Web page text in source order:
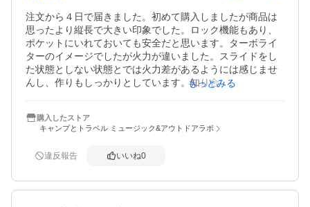
注文から４日で届きました。初めて購入しましたが商品は
思ったより縦長で大きい印象でした。ロック機能もあり、
ポケットにいれておいても安全だと思います。ターボライ
ターのイメージでしたが火力が違いました。スライドをし
た状態としない状態とでは火力差があるようには感じませ
んし、作りもしっかりとしています。知り合いがタバコを
に使用していますが、火力が強いせいか加減が難しいです
ね。BBQや焚火の時は重宝しそうです。
もっとみる
購入したストア
キャンプとトラベル ミュージック&アウトドアラボ
違反報告 いいね0